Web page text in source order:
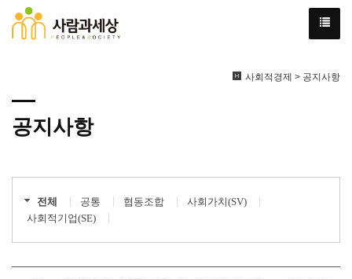
사회적경제 > 공지사항
공지사항
전체 공통 협동조합
사회가치(SV)
사회적기업(SE)